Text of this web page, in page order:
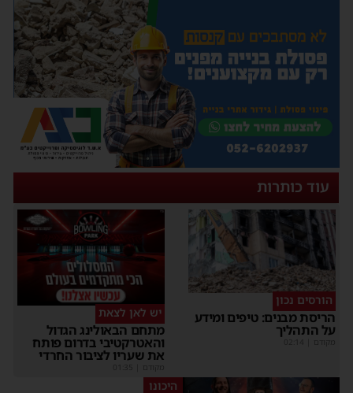
עוד כותרות
הורסים נכון
הריסת מבנים: טיפים ומידע
על התהליך
מקודם
יש לאן לצאת
מתחם הבאולינג הגדול
והאטרקטיבי בדרום פותח
את שעריו לציבור החרדי
מקודם
היכונו